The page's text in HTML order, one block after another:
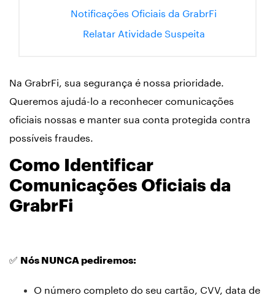
Notificações Oficiais da GrabrFi
Relatar Atividade Suspeita
Na GrabrFi, sua segurança é nossa prioridade.
Queremos ajudá-lo a reconhecer comunicações
oficiais nossas e manter sua conta protegida contra
possíveis fraudes.
Como Identificar
Comunicações Oficiais da
GrabrFi
✅ Nós NUNCA pediremos:
O número completo do seu cartão, CVV, data de